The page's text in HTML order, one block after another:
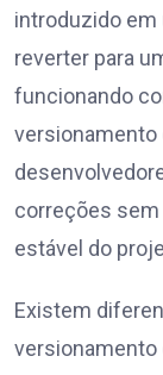
introduzido em
reverter para
funcionando
versionamento
correções
estável do
Existem
versionamento